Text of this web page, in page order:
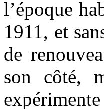
l’époque
1911, et
de
son côté,